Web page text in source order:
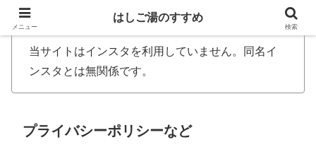
当サイトはインスタを利用していません。同名イ
ンスタとは無関係です。
プライバシーポリシーなど
メニュー
はしご湯のすすめ
検索